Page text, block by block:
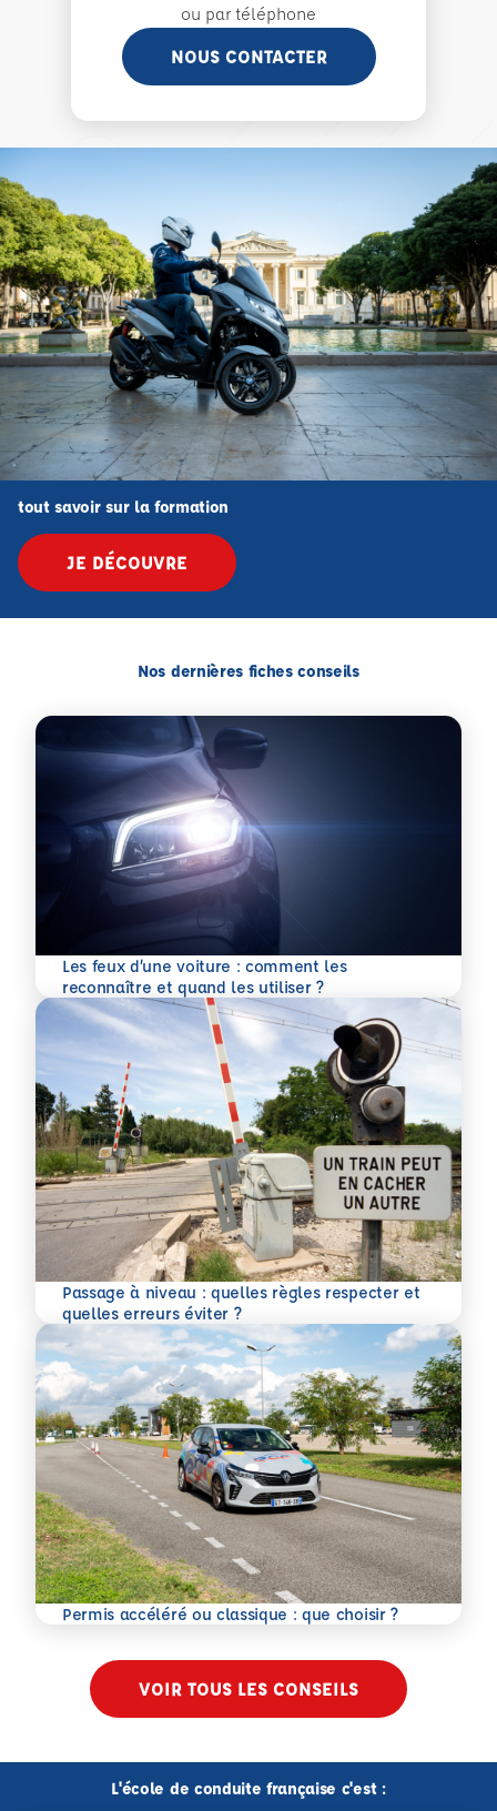
ou par téléphone
NOUS CONTACTER
tout savoir sur la formation
JE DÉCOUVRE
Nos dernières fiches conseils
Les feux d’une voiture : comment les
reconnaître et quand les utiliser ?
En savoir plus
Passage à niveau : quelles règles respecter et
quelles erreurs éviter ?
En savoir plus
Permis accéléré ou classique : que choisir ?
En savoir plus
VOIR TOUS LES CONSEILS
L'école de conduite française c'est :